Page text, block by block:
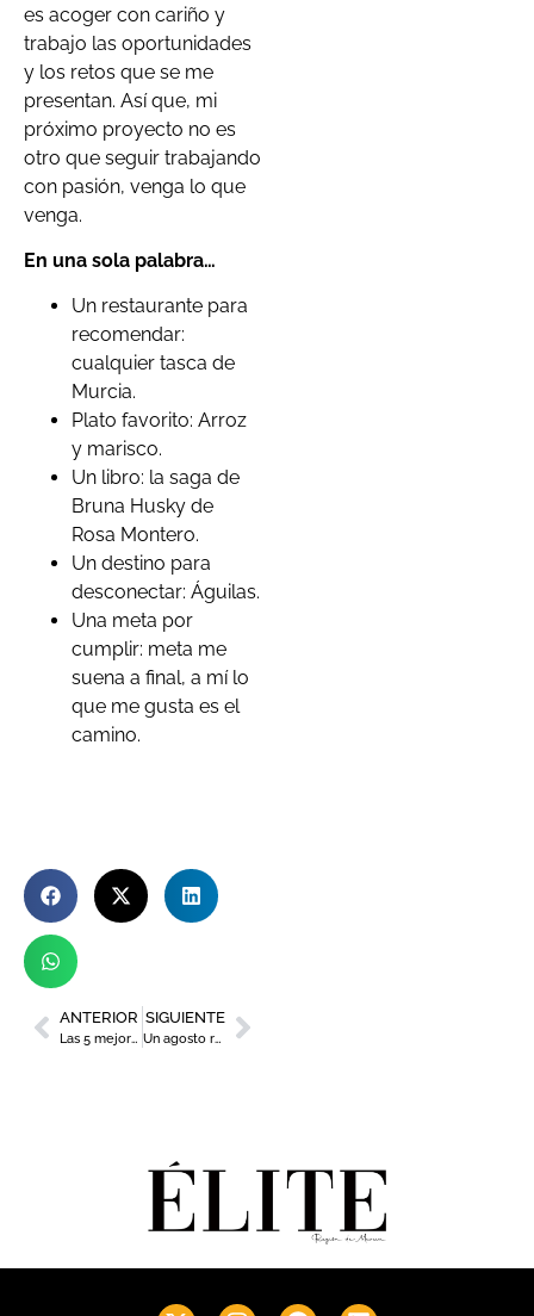
es acoger con cariño y
trabajo las oportunidades
y los retos que se me
presentan. Así que, mi
próximo proyecto no es
otro que seguir trabajando
con pasión, venga lo que
venga.
En una sola palabra…
Un restaurante para
recomendar:
cualquier tasca de
Murcia.
Plato favorito: Arroz
y marisco.
Un libro: la saga de
Bruna Husky de
Rosa Montero.
Un destino para
desconectar: Águilas.
Una meta por
cumplir: meta me
suena a final, a mí lo
que me gusta es el
camino.
ANTERIOR
Las 5 mejores playas de la Región de Murcia para disfrutar este verano
SIGUIENTE
Un agosto repleto de teatro en Cartagena